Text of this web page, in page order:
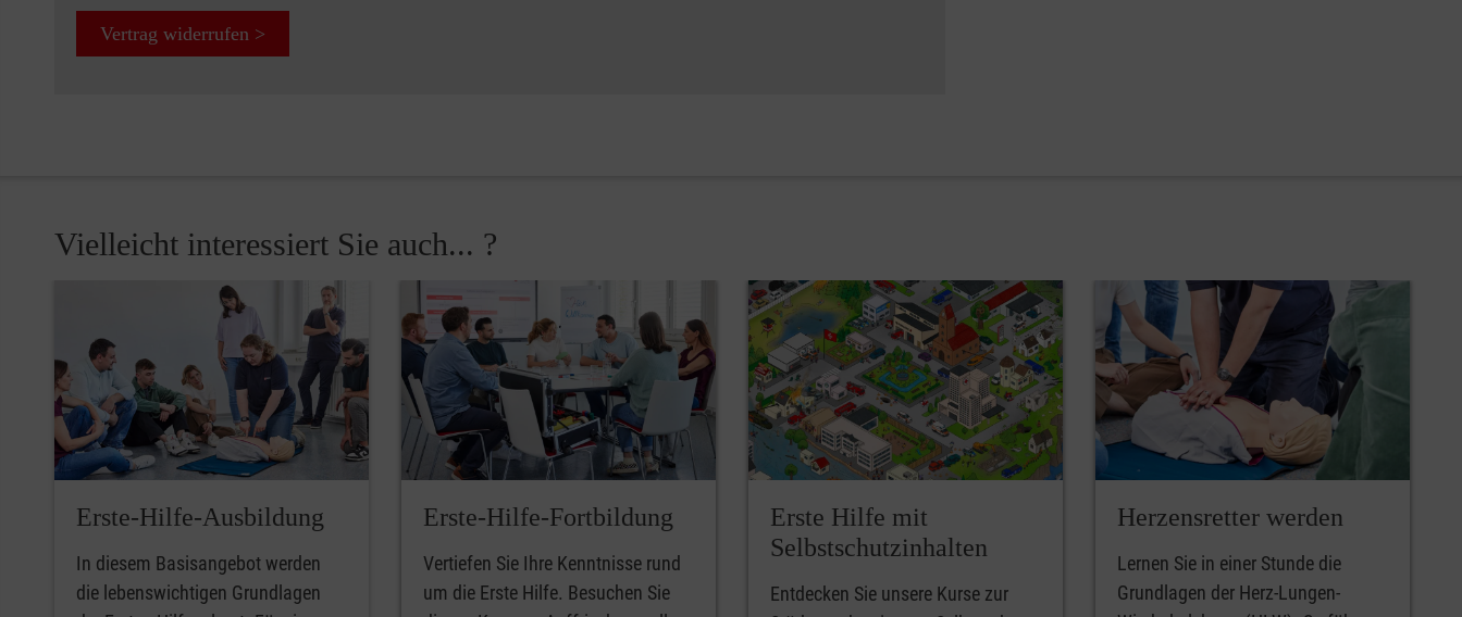
Vertrag widerrufen >
Vielleicht interessiert Sie auch... ?
Erste-Hilfe-Ausbildung
In diesem Basisangebot werden
die lebenswichtigen Grundlagen
Erste-Hilfe-Fortbildung
Vertiefen Sie Ihre Kenntnisse rund
um die Erste Hilfe. Besuchen Sie
Erste Hilfe mit
Selbstschutzinhalten
Entdecken Sie unsere Kurse zur
Herzensretter werden
Lernen Sie in einer Stunde die
Grundlagen der Herz-Lungen-